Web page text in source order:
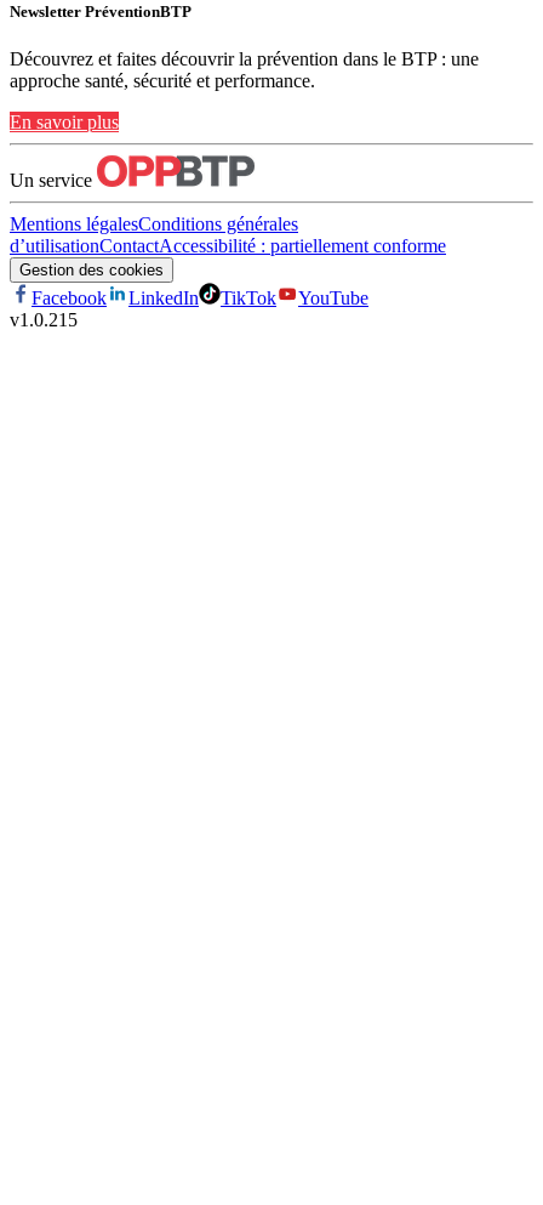
Newsletter PréventionBTP
Découvrez et faites découvrir la prévention dans le BTP : une
approche santé, sécurité et performance.
En savoir plus
Un service
Mentions légalesConditions générales
d’utilisationContactAccessibilité : partiellement conforme
Gestion des cookies
Facebook LinkedIn TikTok
YouTube
v1.0.215